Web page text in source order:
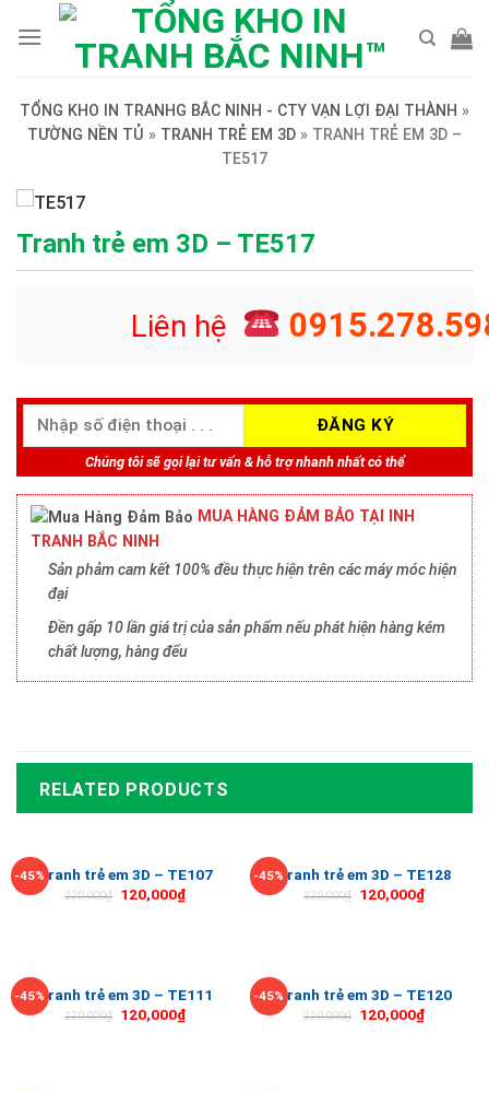
TỔNG KHO IN TRANHG BẮC NINH - CTY VẠN LỢI ĐẠI THÀNH »
TƯỜNG NỀN TỦ » TRANH TRẺ EM 3D » TRANH TRẺ EM 3D –
TE517
Tranh trẻ em 3D – TE517
Liên hệ
Chúng tôi sẽ gọi lại tư vấn & hỗ trợ nhanh nhất có thể
MUA HÀNG ĐẢM BẢO TẠI INH
TRANH BẮC NINH
Sản phảm cam kết 100% đều thực hiện trên các máy móc hiện
đại
Đền gấp 10 lần giá trị của sản phẩm nếu phát hiện hàng kém
chất lượng, hàng đểu
RELATED PRODUCTS
-45%Tranh trẻ em 3D – TE107
220,000₫ 120,000₫
-45%Tranh trẻ em 3D – TE128
220,000₫ 120,000₫
-45%Tranh trẻ em 3D – TE111
220,000₫ 120,000₫
-45%Tranh trẻ em 3D – TE120
220,000₫ 120,000₫